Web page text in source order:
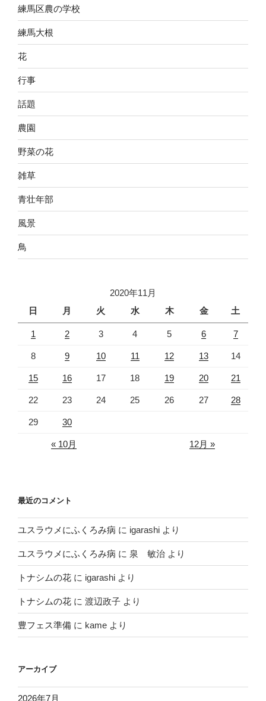
練馬区農の学校
練馬大根
花
行事
話題
農園
野菜の花
雑草
青壮年部
風景
鳥
2020年11月
日
月 火 水 木 金 土
1 2 3 4 5 6 7
8 9 10 11 12 13 14
15 16 17 18 19 20 21
22 23 24 25 26 27 28
29 30
« 10月 12月 »
最近のコメント
ユスラウメにふくろみ病 に igarashi より
ユスラウメにふくろみ病 に 泉 敏治 より
トナシムの花 に igarashi より
トナシムの花 に 渡辺政子 より
豊フェス準備 に kame より
アーカイブ
2026年7月